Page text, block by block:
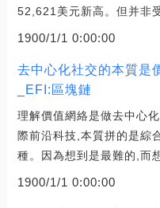
52,621美元新高。但并非
1900/1/1 0:00:00
去中心化社交的本質是
_EFI:區塊鏈
理解價值網絡是做去中心
際前沿科技,本質拼的是綜
種。因為想到是最難的,而
1900/1/1 0:00:00